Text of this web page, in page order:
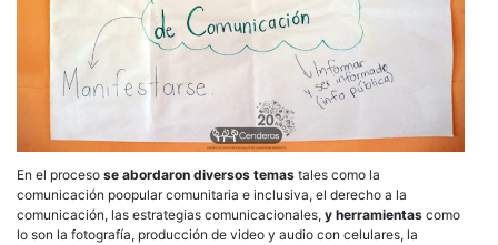
En el proceso se abordaron diversos temas tales como la
comunicación poopular comunitaria e inclusiva, el derecho a la
comunicación, las estrategias comunicacionales, y herramientas como
lo son la fotografía, producción de video y audio con celulares, la